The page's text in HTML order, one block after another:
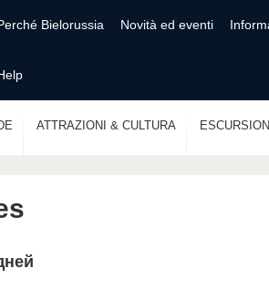
Bielorussia Novità ed eventi
ATTRAZIONI & CULTURA